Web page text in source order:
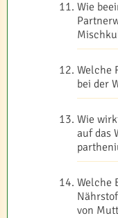
Wie
Welche
bei der
Wie
auf das
Welche
von